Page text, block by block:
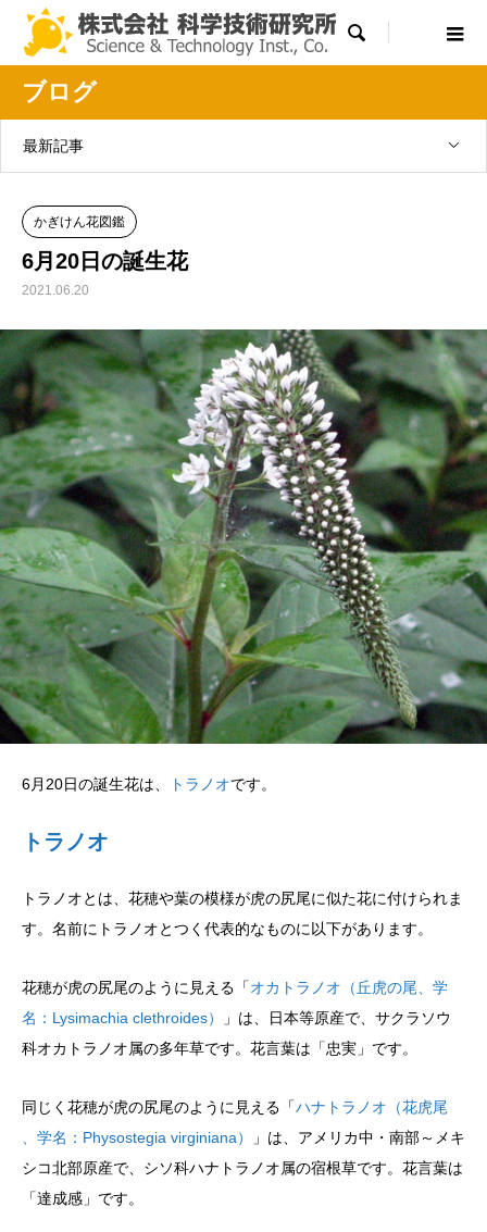

ブログ
最新記事
かぎけん花図鑑
6月20日の誕生花
2021.06.20
6月20日の誕生花は、 トラノオです。
トラノオ
トラノオとは、花穂や葉の模様が虎の尻尾に似た花に付けられま
す。名前にトラノオとつく代表的なものに以下があります。
花穂が虎の尻尾のように見える「オカトラノオ（丘虎の尾、学
名：Lysimachia clethroides）
」は、日本等原産で、サクラソウ
科オカトラノオ属の多年草です。花言葉は「忠実」です。
同じく花穂が虎の尻尾のように見える「ハナトラノオ（花虎尾
、学名：Physostegia virginiana）
」は、アメリカ中・南部～メキ
シコ北部原産で、シソ科ハナトラノオ属の宿根草です。花言葉は
「達成感」です。